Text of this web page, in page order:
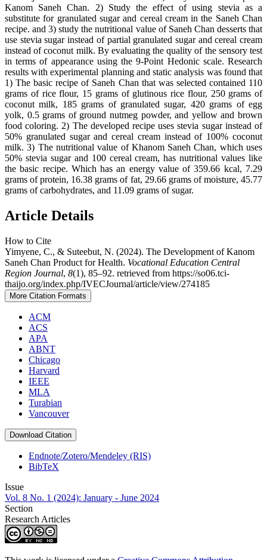
Kanom Saneh Chan. 2) Study the effect of using stevia as a
substitute for granulated sugar and cereal cream in the Saneh Chan
recipe. and 3) study the nutritional value of Saneh Chan desserts that
use stevia sugar instead of partial granulated sugar and cereal cream
instead of coconut milk. By evaluating the quality of the sensory test
in terms of appearance using the 9-Point Hedonic scale. Research
results with experimental planning and static analysis was found that
1) The basic recipe of Saneh Chan that was selected contained 110
grams of rice flour, 15 grams of glutinous rice flour, 250 grams of
coconut milk, 185 grams of granulated sugar, 420 grams of egg
yolk, 0.5 grams of ground nutmeg powder, and yellow and brown
food coloring. 2) The developed recipe uses stevia sugar instead of
50% granulated sugar and cereal cream instead of 100% coconut
milk. 3) The nutritional value of Khanom Saneh Chan, which uses
50% stevia sugar and 100 cereal cream, has nutritional values like
the basic recipe. Which has an energy value of 359.66 kcal, 7.29
grams of protein, 16.38 grams of fat, 29.66 grams of moisture, 45.77
grams of carbohydrates, and 11.09 grams of sugar.
Article Details
How to Cite
Yimyene, C., & Suteebut, N. (2024). The Development of Kanom
Saneh Chan Product for Health. Vocational Education Central
Region Journal, 8(1), 85–92. retrieved from https://so06.tci-
thaijo.org/index.php/IVECJournal/article/view/274185
More Citation Formats
ACM
ACS
APA
ABNT
Chicago
Harvard
IEEE
MLA
Turabian
Vancouver
Download Citation
Endnote/Zotero/Mendeley (RIS)
BibTeX
Issue
Vol. 8 No. 1 (2024): January - June 2024
Section
Research Articles